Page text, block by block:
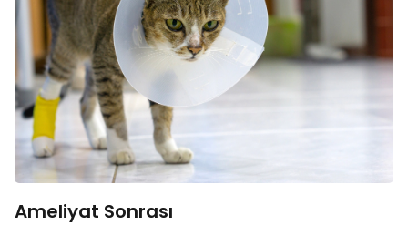
Ameliyat Sonrası